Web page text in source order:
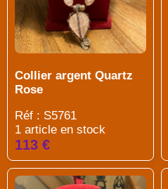
Collier argent Quartz
Rose
Réf : S5761
1 article en stock
113 €